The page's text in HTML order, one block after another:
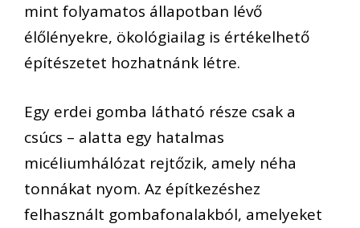
mint folyamatos állapotban lévő
élőlényekre, ökológiailag is értékelhető
építészetet hozhatnánk létre.
Egy erdei gomba látható része csak a
csúcs – alatta egy hatalmas
micéliumhálózat rejtőzik, amely néha
tonnákat nyom. Az építkezéshez
felhasznált gombafonalakból, amelyeket